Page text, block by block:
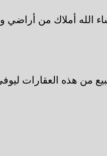
الله أملاك من
من هذه العقارات